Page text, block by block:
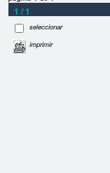
1 / 1
seleccionar
imprimir